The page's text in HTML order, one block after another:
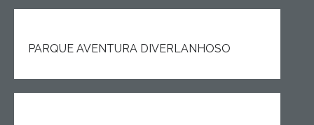
PARQUE AVENTURA DIVERLANHOSO